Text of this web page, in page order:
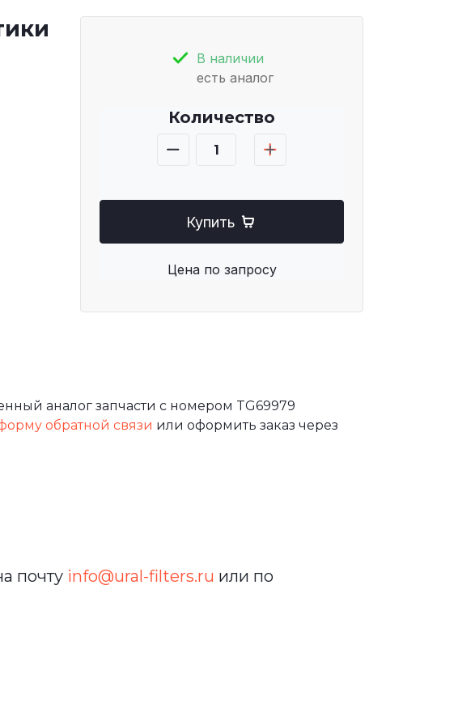
В наличии
есть аналог
Количество
Купить
Цена по запросу
аналог запчасти с номером TG69979
обратной связи или оформить заказ через
почту info@ural-filters.ru или по